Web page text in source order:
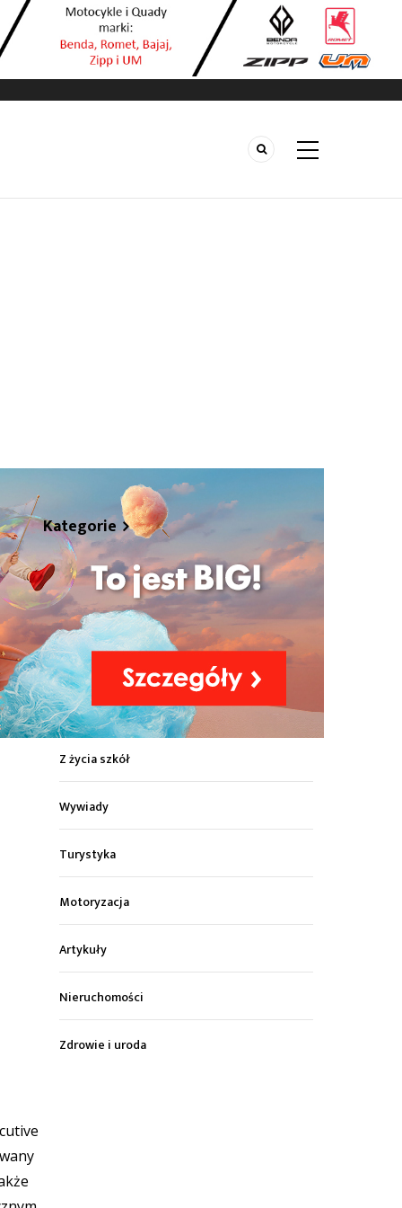
Kategorie
Z życia miasta
Sport
Kultura
Wiadomości z regionu
Z życia szkół
Wywiady
Turystyka
Motoryzacja
Artykuły
Nieruchomości
Zdrowie i uroda